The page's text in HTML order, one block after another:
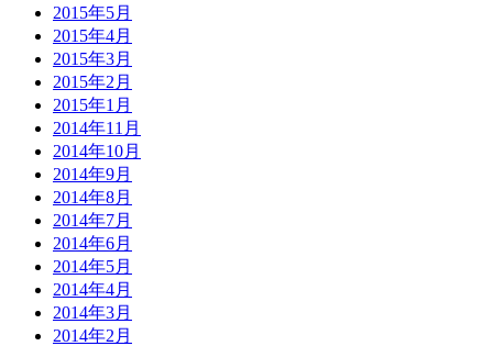
2015年5月
2015年4月
2015年3月
2015年2月
2015年1月
2014年11月
2014年10月
2014年9月
2014年8月
2014年7月
2014年6月
2014年5月
2014年4月
2014年3月
2014年2月